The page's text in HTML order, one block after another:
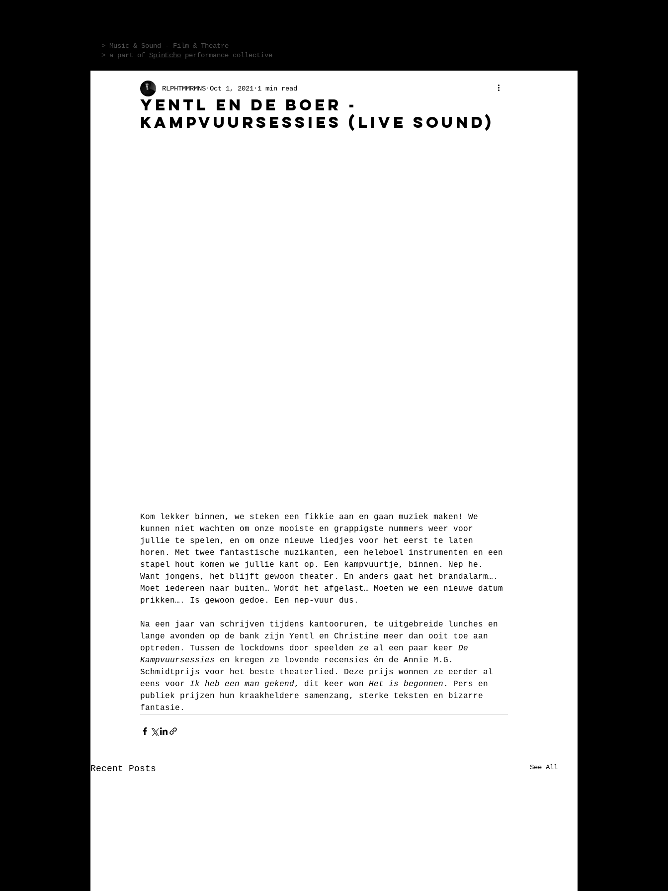
> Music & Sound - Film & Theatre
> a part of SpinEcho performance collective
Yentl en de Boer -
Kampvuursessies (live sound)
RLPHTMMRMNS Oct 1, 2021 1 min read
Kom lekker binnen, we steken een fikkie aan en gaan muziek maken! We
kunnen niet wachten om onze mooiste en grappigste nummers weer voor
jullie te spelen, en om onze nieuwe liedjes voor het eerst te laten
horen. Met twee fantastische muzikanten, een heleboel instrumenten en een
stapel hout komen we jullie kant op. Een kampvuurtje, binnen. Nep he.
Want jongens, het blijft gewoon theater. En anders gaat het brandalarm….
Moet iedereen naar buiten… Wordt het afgelast… Moeten we een nieuwe datum
prikken…. Is gewoon gedoe. Een nep-vuur dus.
Na een jaar van schrijven tijdens kantooruren, te uitgebreide lunches en
lange avonden op de bank zijn Yentl en Christine meer dan ooit toe aan
optreden. Tussen de lockdowns door speelden ze al een paar keer De
Kampvuursessies en kregen ze lovende recensies én de Annie M.G.
Schmidtprijs voor het beste theaterlied. Deze prijs wonnen ze eerder al
eens voor Ik heb een man gekend, dit keer won Het is begonnen . Pers en
publiek prijzen hun kraakheldere samenzang, sterke teksten en bizarre
fantasie.
Recent Posts See All